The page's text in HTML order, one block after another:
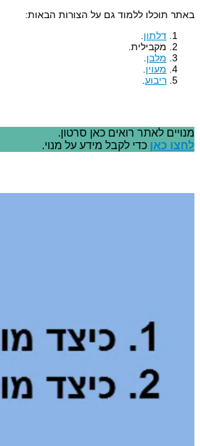
באתר תוכלו ללמוד גם על הצורות הבאות:
דלתון
מקבילית.
מלבן
מעוין
ריבוע
מנויים לאתר רואים כאן סרטון.
לחצו כאן כדי לקבל מידע על מנוי.